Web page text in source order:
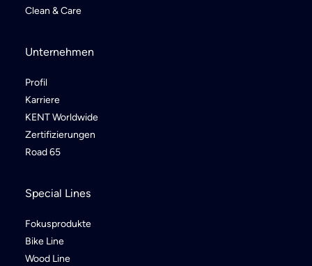
Clean & Care
Unternehmen
Profil
Karriere
KENT Worldwide
Zertifizierungen
Road 65
Special Lines
Fokusprodukte
Bike Line
Wood Line